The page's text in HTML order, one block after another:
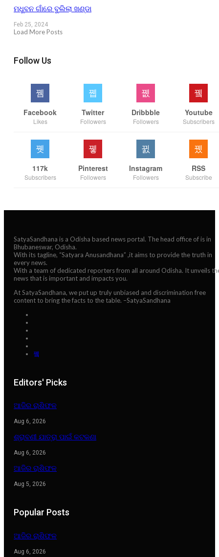
ମଧୁବନ ଗାଁରେ ବୁଲିଲା ଖଣ୍ଡା
Feb 25, 2024
Load More Posts
Follow Us
Facebook
Likes
Twitter
Followers
Dribbble
Followers
Youtube
Subscribers
117k
Subscribers
Pinterest
Followers
Instagram
Followers
RSS
Subscribe
SatyaSandhana is a Odisha based news portal. The head office of is in
Bhubaneswar, Odisha.
With its tagline, “Satyara Anusandhana” ,it aims to provide the truth in
every news.
With a team of dedicated reporters from all around Odisha. It unveils
news that is important and impacts you.
At SatyaSandhana, we put up truly unbiased and discrimination free
content to bring the facts to the table. –SatyaSandhana
Editors' Picks
ଆଜିର ରାଶିଫଳ
Aug 6, 2026
ଶ୍ରାବଣୀ ଯାତ୍ରା ପାଇଁ କଟକଣା
Aug 6, 2026
ଆଜିର ରାଶିଫଳ
Aug 5, 2026
Popular Posts
ଆଜିର ରାଶିଫଳ
Aug 6, 2026